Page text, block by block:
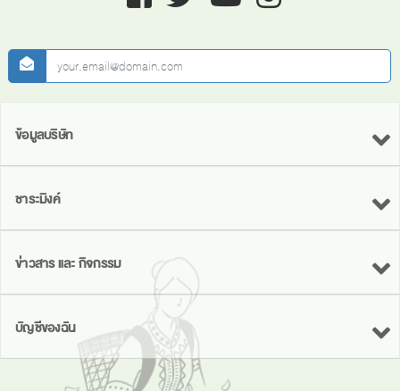
newsletter
ข้อมูลบริษัท
ชาระมิงค์
ข่าวสาร และ กิจกรรม
บัญชีของฉัน